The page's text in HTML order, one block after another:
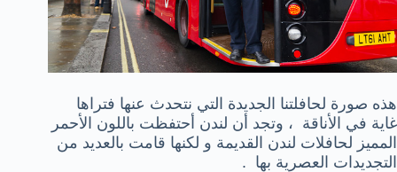
هذه صورة لحافلتنا الجديدة التي نتحدث عنها فتراها
غاية في الأناقة ، وتجد أن لندن أحتفظت باللون الأحمر
المميز لحافلات لندن القديمة و لكنها قامت بالعديد من
التجديدات العصرية بها .